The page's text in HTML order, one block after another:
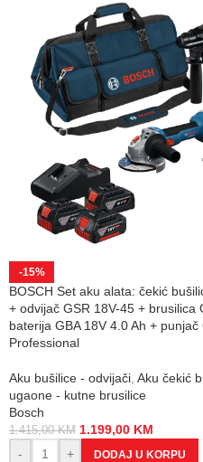
-15%
BOSCH Set aku alata: čekić
+ odvijač GSR 18V-45 + brusilica
baterija GBA 18V 4.0 Ah + punjač
Professional
Aku bušilice - odvijači Aku čekić
ugaone - kutne brusilice
Bosch
1.415,00KM 1.199,00 KM
-
+ DODAJ U KORPU